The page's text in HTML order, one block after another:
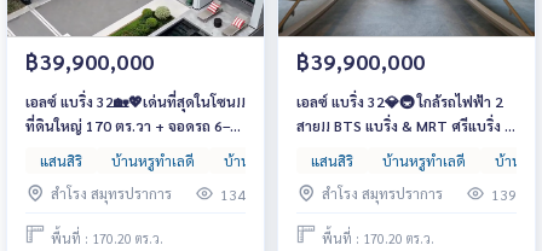
฿39,900,000
เอลซ์ แบริ่ง 32🏡💖เด่นที่สุดในโซน!!
ที่ดินใหญ่ 170 ตร.วา + จอดรถ 6–9
คัน หลังสุดท้ายเพียง 39.9 ล้าน‼️ 📞
093-1681685 | 065-4496399 | 💚
LINE: @wsrcondo
แสนสิริ บ้านหรูทำเลดี บ้านหรูหลังใหญ่
บ้านเดี่ยว
สำโรง สมุทรปราการ
134
พื้นที่ : 170.20 ตร.ว.
฿39,900,000
เอลซ์ แบริ่ง 32💎🚇 ใกล้รถไฟฟ้า 2
สาย!! BTS แบริ่ง & MRT ศรีแบริ่ง —
Private Pool Villa หลังสุดท้าย
เพียง 39.9 ล้าน‼️ 📞 093-1681685 |
065-4496399 | 💚 LINE:
@wsrcondo
แสนสิริ บ้านหรูทำเลดี
บ้านห
สำโรง สมุทรปราการ
139
พื้นที่ : 170.20 ตร.ว.